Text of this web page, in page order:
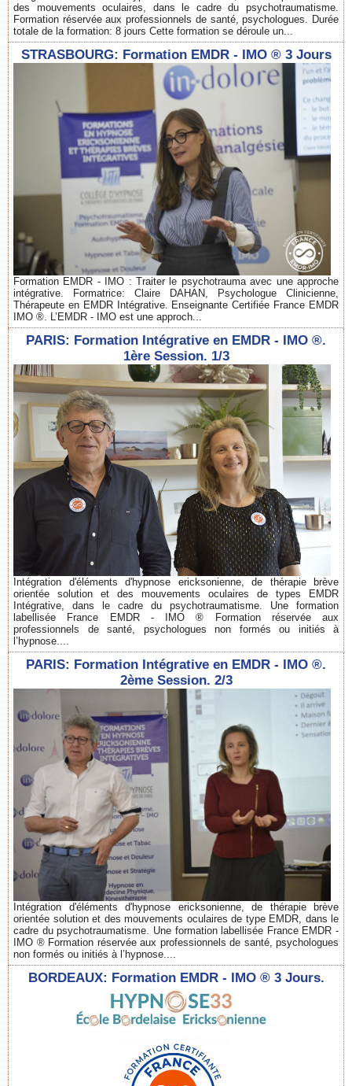
des mouvements oculaires, dans le cadre du psychotraumatisme.
Formation réservée aux professionnels de santé, psychologues. Durée
totale de la formation: 8 jours Cette formation se déroule un...
STRASBOURG: Formation EMDR - IMO ® 3 Jours
Formation EMDR - IMO : Traiter le psychotrauma avec une approche
intégrative. Formatrice: Claire DAHAN, Psychologue Clinicienne,
Thérapeute en EMDR Intégrative. Enseignante Certifiée France EMDR
IMO ®. L’EMDR - IMO est une approch...
PARIS: Formation Intégrative en EMDR - IMO ®.
1ère Session. 1/3
Intégration d'éléments d'hypnose ericksonienne, de thérapie brève
orientée solution et des mouvements oculaires de types EMDR
Intégrative, dans le cadre du psychotraumatisme. Une formation
labellisée France EMDR - IMO ® Formation réservée aux
professionnels de santé, psychologues non formés ou initiés à
l’hypnose....
PARIS: Formation Intégrative en EMDR - IMO ®.
2ème Session. 2/3
Intégration d'éléments d'hypnose ericksonienne, de thérapie brève
orientée solution et des mouvements oculaires de type EMDR, dans le
cadre du psychotraumatisme. Une formation labellisée France EMDR -
IMO ® Formation réservée aux professionnels de santé, psychologues
non formés ou initiés à l’hypnose....
BORDEAUX: Formation EMDR - IMO ® 3 Jours.